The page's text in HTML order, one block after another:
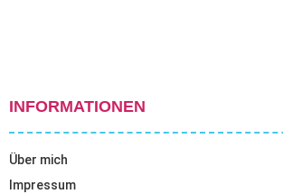
INFORMATIONEN
Über mich
Impressum